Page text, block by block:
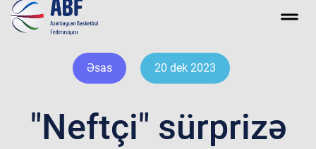
Əsas 20 dek 2023
"Neftçi" sürprizə